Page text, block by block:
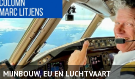
MIJNBOUW, EU EN LUCHTVAART